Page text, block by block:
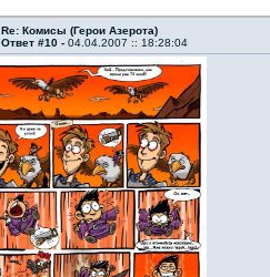
Re: Комисы (Герои Азерота)
Ответ #10 - 04.04.2007 :: 18:28:04